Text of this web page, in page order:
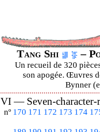
Tang Shi –
Un recueil de 320
son apogée. Œuvres
Bynner
VI — Seven-
nº 170 171 172 173 174